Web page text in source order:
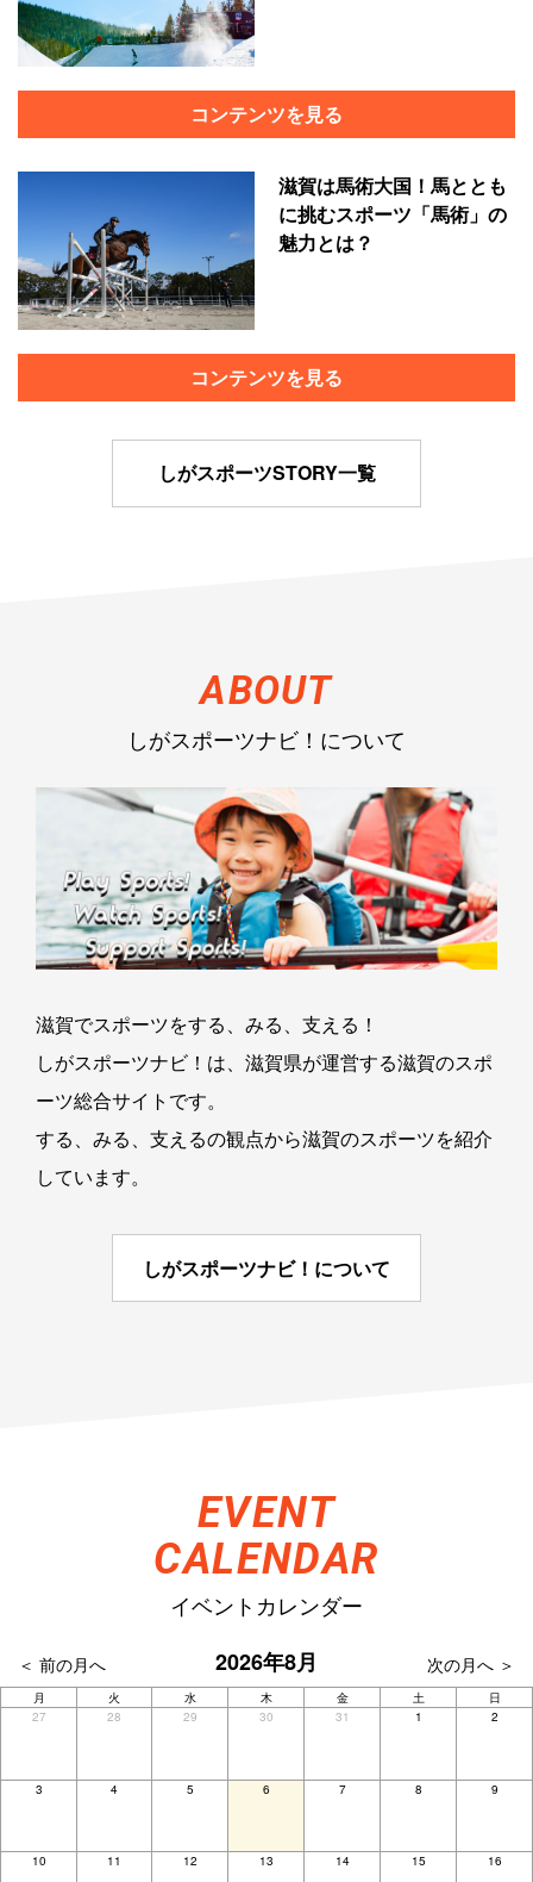
コンテンツを見る
滋賀は馬術大国！馬ととも
に挑むスポーツ「馬術」の
魅力とは？
コンテンツを見る
しがスポーツSTORY一覧
しがスポーツナビ！について
滋賀でスポーツをする、みる、支える！
しがスポーツナビ！は、滋賀県が運営する滋賀のスポ
ーツ総合サイトです。
する、みる、支えるの観点から滋賀のスポーツを紹介
しています。
しがスポーツナビ！について
イベントカレンダー
2026年8月
月 火 水 木 金 土
日
27
28 29 30 31 1 2
3 4 5 6 7 8 9
10 11 12 13 14 15 16